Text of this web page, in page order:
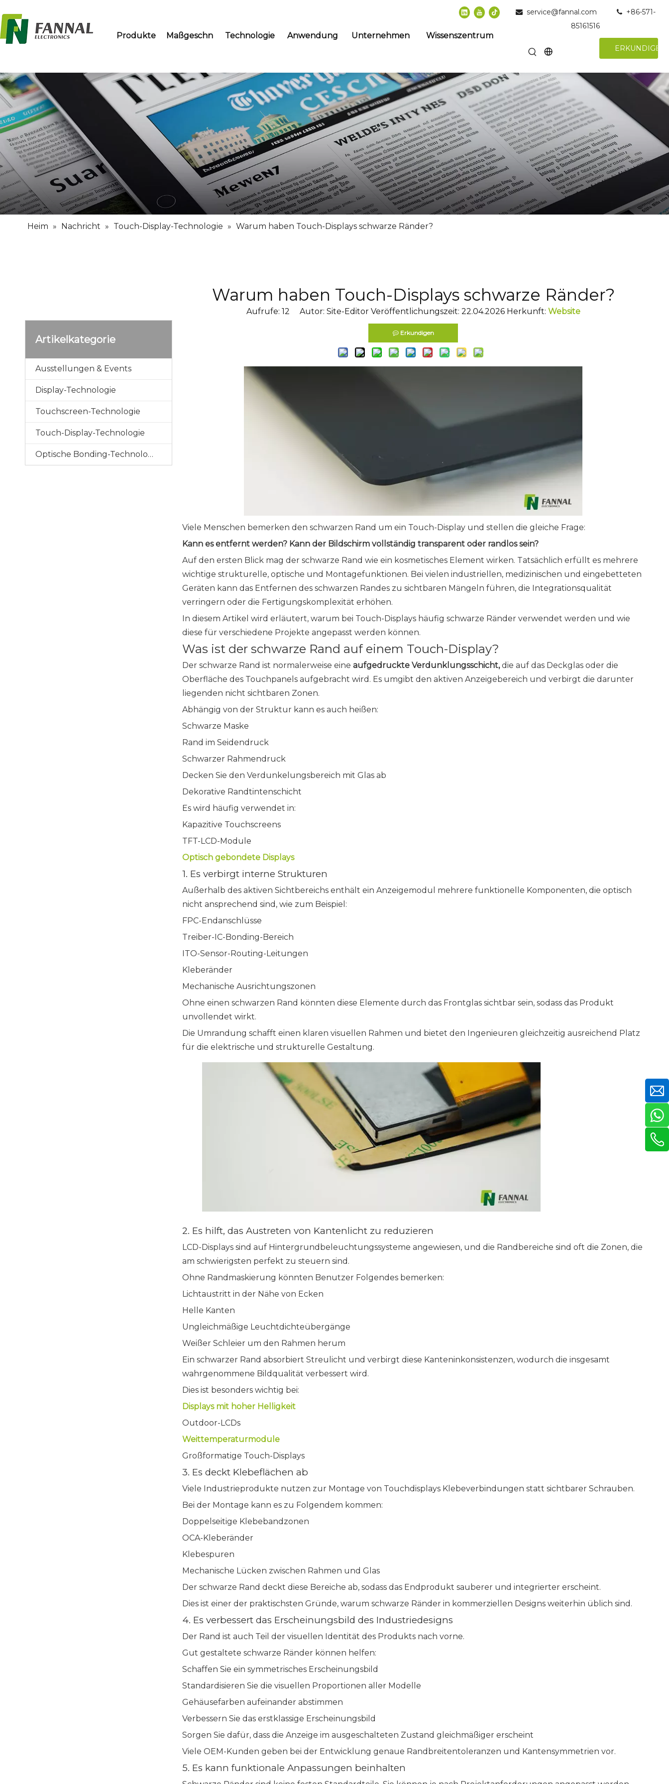
Produkte Maßgeschn Technologie Anwendung Unternehmen Wissenszentrum
 service@fannal.com +86-571-
85161516
ERKUNDIGEN
Heim » Nachricht » Touch-Display-Technologie » Warum haben Touch-Displays schwarze Ränder?
Artikelkategorie
Ausstellungen & Events
Display-Technologie
Touchscreen-Technologie
Touch-Display-Technologie
Optische Bonding-Technologie
Warum haben Touch-Displays schwarze Ränder?
Aufrufe: 12 Autor: Site-Editor Veröffentlichungszeit: 22.04.2026 Herkunft: Website
Erkundigen
Viele Menschen bemerken den schwarzen Rand um ein Touch-Display und stellen die gleiche Frage:
Kann es entfernt werden? Kann der Bildschirm vollständig transparent oder randlos sein?
Auf den ersten Blick mag der schwarze Rand wie ein kosmetisches Element wirken. Tatsächlich erfüllt es mehrere
wichtige strukturelle, optische und Montagefunktionen. Bei vielen industriellen, medizinischen und eingebetteten
Geräten kann das Entfernen des schwarzen Randes zu sichtbaren Mängeln führen, die Integrationsqualität
verringern oder die Fertigungskomplexität erhöhen.
In diesem Artikel wird erläutert, warum bei Touch-Displays häufig schwarze Ränder verwendet werden und wie
diese für verschiedene Projekte angepasst werden können.
Was ist der schwarze Rand auf einem Touch-Display?
Der schwarze Rand ist normalerweise eine aufgedruckte Verdunklungsschicht,die auf das Deckglas oder die
Oberfläche des Touchpanels aufgebracht wird. Es umgibt den aktiven Anzeigebereich und verbirgt die darunter
liegenden nicht sichtbaren Zonen.
Abhängig von der Struktur kann es auch heißen:
Schwarze Maske
Rand im Seidendruck
Schwarzer Rahmendruck
Decken Sie den Verdunkelungsbereich mit Glas ab
Dekorative Randtintenschicht
Es wird häufig verwendet in:
Kapazitive Touchscreens
TFT-LCD-Module
Optisch gebondete Displays
1. Es verbirgt interne Strukturen
Außerhalb des aktiven Sichtbereichs enthält ein Anzeigemodul mehrere funktionelle Komponenten, die optisch
nicht ansprechend sind, wie zum Beispiel:
FPC-Endanschlüsse
Treiber-IC-Bonding-Bereich
ITO-Sensor-Routing-Leitungen
Kleberänder
Mechanische Ausrichtungszonen
Ohne einen schwarzen Rand könnten diese Elemente durch das Frontglas sichtbar sein, sodass das Produkt
unvollendet wirkt.
Die Umrandung schafft einen klaren visuellen Rahmen und bietet den Ingenieuren gleichzeitig ausreichend Platz
für die elektrische und strukturelle Gestaltung.
2. Es hilft, das Austreten von Kantenlicht zu reduzieren
LCD-Displays sind auf Hintergrundbeleuchtungssysteme angewiesen, und die Randbereiche sind oft die Zonen, die
am schwierigsten perfekt zu steuern sind.
Ohne Randmaskierung könnten Benutzer Folgendes bemerken:
Lichtaustritt in der Nähe von Ecken
Helle Kanten
Ungleichmäßige Leuchtdichteübergänge
Weißer Schleier um den Rahmen herum
Ein schwarzer Rand absorbiert Streulicht und verbirgt diese Kanteninkonsistenzen, wodurch die insgesamt
wahrgenommene Bildqualität verbessert wird.
Dies ist besonders wichtig bei:
Displays mit hoher Helligkeit
Outdoor-LCDs
Weittemperaturmodule
Großformatige Touch-Displays
3. Es deckt Klebeflächen ab
Viele Industrieprodukte nutzen zur Montage von Touchdisplays Klebeverbindungen statt sichtbarer Schrauben.
Bei der Montage kann es zu Folgendem kommen:
Doppelseitige Klebebandzonen
OCA-Kleberänder
Klebespuren
Mechanische Lücken zwischen Rahmen und Glas
Der schwarze Rand deckt diese Bereiche ab, sodass das Endprodukt sauberer und integrierter erscheint.
Dies ist einer der praktischsten Gründe, warum schwarze Ränder in kommerziellen Designs weiterhin üblich sind.
4. Es verbessert das Erscheinungsbild des Industriedesigns
Der Rand ist auch Teil der visuellen Identität des Produkts nach vorne.
Gut gestaltete schwarze Ränder können helfen:
Schaffen Sie ein symmetrisches Erscheinungsbild
Standardisieren Sie die visuellen Proportionen aller Modelle
Gehäusefarben aufeinander abstimmen
Verbessern Sie das erstklassige Erscheinungsbild
Sorgen Sie dafür, dass die Anzeige im ausgeschalteten Zustand gleichmäßiger erscheint
Viele OEM-Kunden geben bei der Entwicklung genaue Randbreitentoleranzen und Kantensymmetrien vor.
5. Es kann funktionale Anpassungen beinhalten